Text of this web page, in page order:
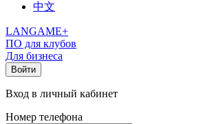
中文
LANGAME+
ПО для клубов
Для бизнеса
Войти
Вход в личный кабинет
Номер телефона